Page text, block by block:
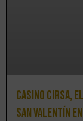
Casino
San Valentín